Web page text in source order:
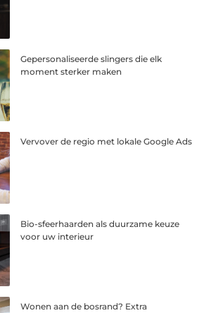
Gepersonaliseerde slingers die elk
moment sterker maken
Vervover de regio met lokale Google Ads
Bio-sfeerhaarden als duurzame keuze
voor uw interieur
Wonen aan de bosrand? Extra